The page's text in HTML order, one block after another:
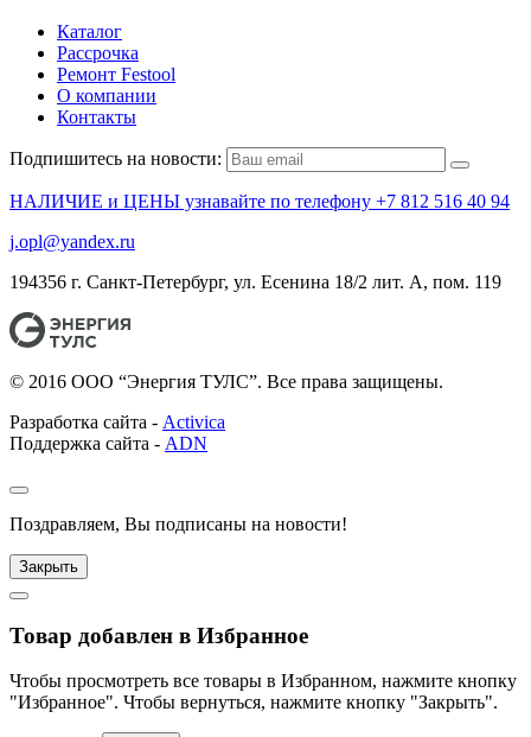
Каталог
Рассрочка
Ремонт Festool
О компании
Контакты
Подпишитесь на новости:
НАЛИЧИЕ и ЦЕНЫ узнавайте по телефону +7 812 516 40 94
j.opl@yandex.ru
194356 г. Санкт-Петербург, ул. Есенина 18/2 лит. А, пом. 119
© 2016 ООО “Энергия ТУЛС”. Все права защищены.
Разработка сайта - Activica
Поддержка сайта - ADN
Поздравляем, Вы подписаны на новости!
Закрыть
Товар добавлен в Избранное
Чтобы просмотреть все товары в Избранном, нажмите кнопку
"Избранное". Чтобы вернуться, нажмите кнопку "Закрыть".